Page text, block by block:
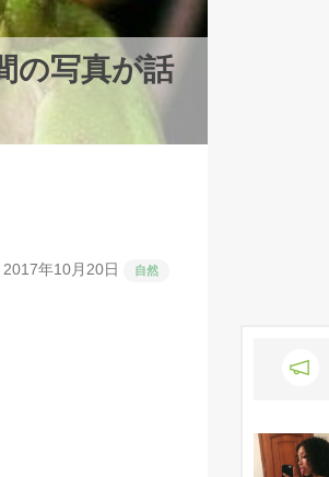
の写真が話
2017年10月20日 自然